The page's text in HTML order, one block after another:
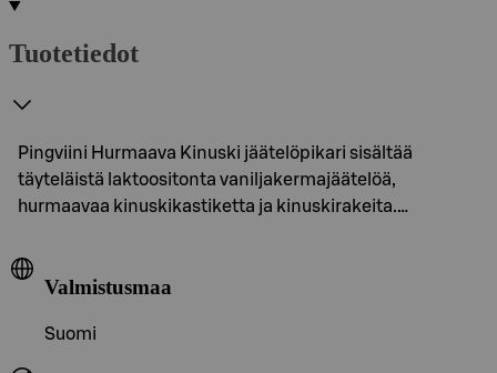
Tuotetiedot
Pingviini Hurmaava Kinuski jäätelöpikari sisältää
täyteläistä laktoositonta vaniljakermajäätelöä,
hurmaavaa kinuskikastiketta ja kinuskirakeita.…
Valmistusmaa
Suomi